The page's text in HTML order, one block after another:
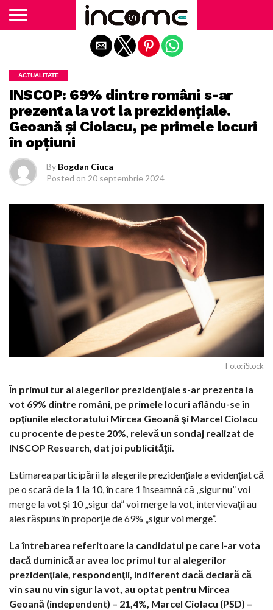
ACTUALITATE
INSCOP: 69% dintre români s-ar
prezenta la vot la prezidenţiale.
Geoană şi Ciolacu, pe primele locuri
în opţiuni
By Bogdan Ciuca
Posted on 20 septembrie 2024
Foto: iStock
În primul tur al alegerilor prezidenţiale s-ar prezenta la
vot 69% dintre români, pe primele locuri aflându-se în
opţiunile electoratului Mircea Geoană şi Marcel Ciolacu
cu procente de peste 20%, relevă un sondaj realizat de
INSCOP Research, dat joi publicităţii.
Estimarea participării la alegerile prezidenţiale a evidenţiat că
pe o scară de la 1 la 10, în care 1 înseamnă că „sigur nu” voi
merge la vot şi 10 „sigur da” voi merge la vot, intervievaţii au
ales răspuns în proporţie de 69% „sigur voi merge”.
La întrebarea referitoare la candidatul pe care l-ar vota
dacă duminică ar avea loc primul tur al alegerilor
prezidenţiale, respondenţii, indiferent dacă declară că
vin sau nu vin sigur la vot, au optat pentru Mircea
Geoană (independent) – 21,4%, Marcel Ciolacu (PSD) –
Exit mobile version